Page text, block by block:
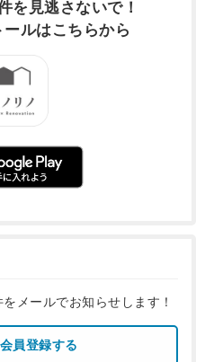
を 見逃さないで！
ールはこちらから
メールでお知らせします！
員登録する